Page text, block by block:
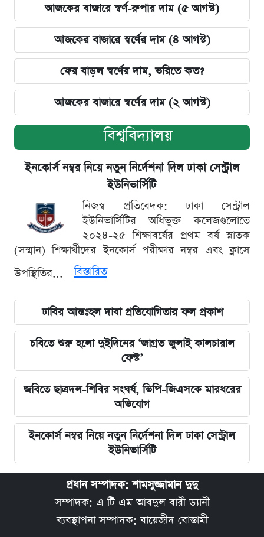
আজকের বাজারে স্বর্ণ-রুপার দাম (৫ আগস্ট)
আজকের বাজারে স্বর্ণের দাম (৪ আগস্ট)
ফের বাড়ল স্বর্ণের দাম, ভরিতে কত?
আজকের বাজারে স্বর্ণের দাম (২ আগস্ট)
বিশ্ববিদ্যালয়
ইনকোর্স নম্বর নিয়ে নতুন নির্দেশনা দিল ঢাকা সেন্ট্রাল
ইউনিভার্সিটি
নিজস্ব প্রতিবেদক: ঢাকা সেন্ট্রাল
ইউনিভার্সিটির অধিভুক্ত কলেজগুলোতে
২০২৪-২৫ শিক্ষাবর্ষের প্রথম বর্ষ স্নাতক
(সম্মান) শিক্ষার্থীদের ইনকোর্স পরীক্ষার নম্বর এবং ক্লাসে
উপস্থিতির...
বিস্তারিত
ঢাবির আন্তঃহল দাবা প্রতিযোগিতার ফল প্রকাশ
চবিতে শুরু হলো দুইদিনের ‘জাগ্রত জুলাই কালচারাল
ফেস্ট’
জবিতে ছাত্রদল-শিবির সংঘর্ষ, ভিপি-জিএসকে মারধরের
অভিযোগ
ইনকোর্স নম্বর নিয়ে নতুন নির্দেশনা দিল ঢাকা সেন্ট্রাল
ইউনিভার্সিটি
প্রধান সম্পাদক: শামসুজ্জামান দুদু
সম্পাদক: এ টি এম আবদুল বারী ড্যানী
ব্যবস্থাপনা সম্পাদক: বায়েজীদ বোস্তামী